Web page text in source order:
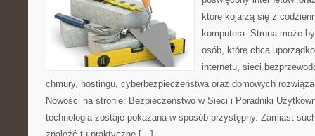
które kojarzą się z
komputera. Strona może
osób, które chcą
internetu, sieci
chmury, hostingu, cyberbezpieczeństwa oraz domowych
Nowości na stronie: Bezpieczeństwo w Sieci i Poradniki
technologia zostaje pokazana w sposób przystępny. Zamiast